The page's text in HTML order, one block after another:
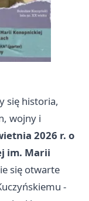
się historia,
wojny i
2026 r. o
im. Marii
się otwarte
-